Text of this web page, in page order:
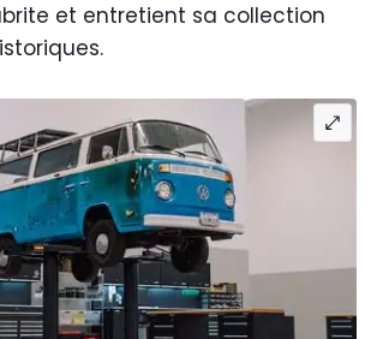
et entretient sa collection